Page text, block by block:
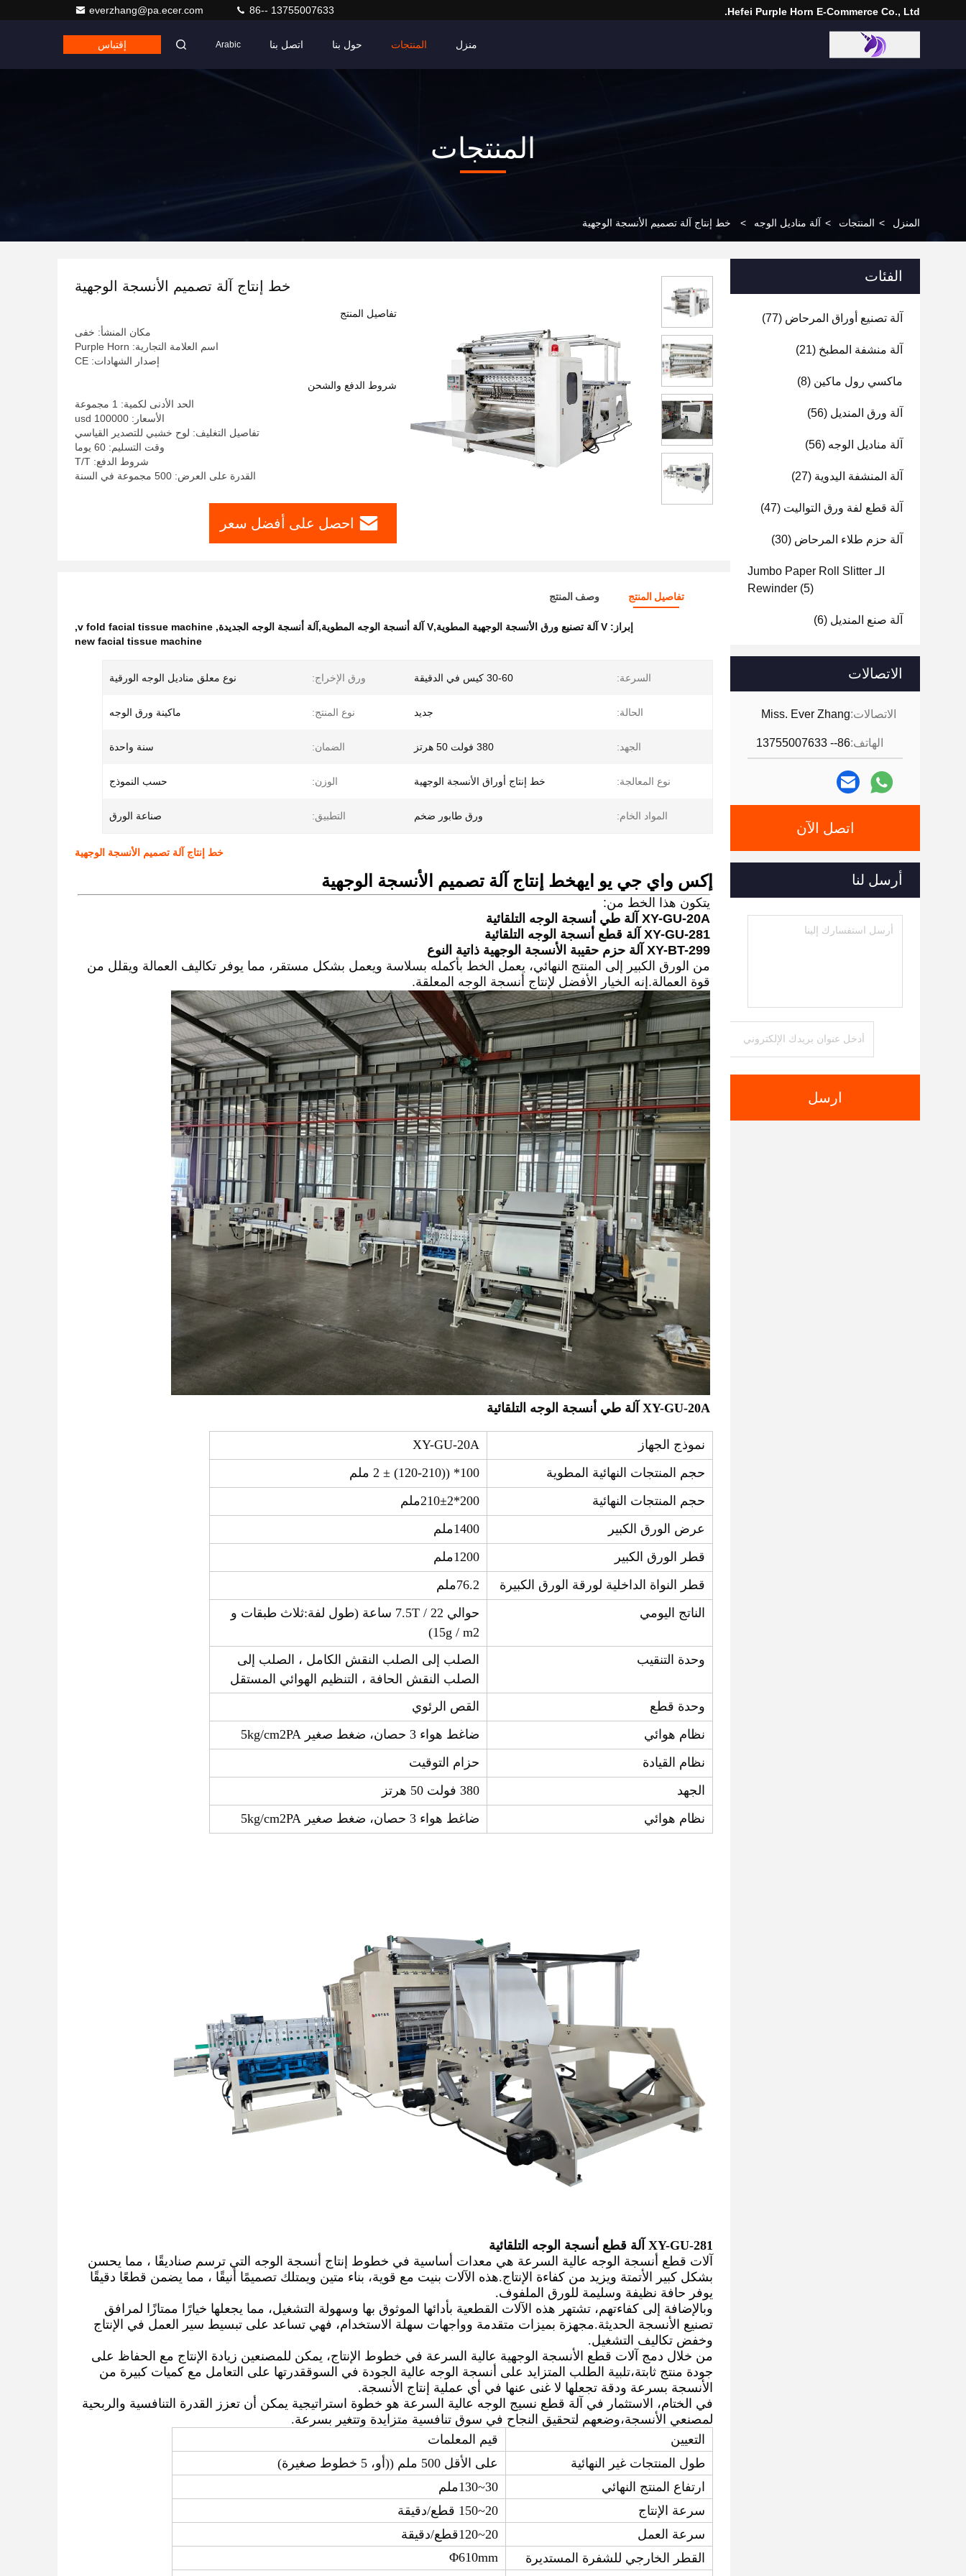
Hefei Purple Horn E-Commerce Co., Ltd.
everzhang@pa.ecer.com 86-- 13755007633
منزل المنتجات حول بنا اتصل بنا Arabic إقتباس
المنتجات
المنزل > المنتجات > آلة مناديل الوجه > خط إنتاج آلة تصميم الأنسجة الوجهية
الفئات
آلة تصنيع أوراق المرحاض (77)
آلة منشفة المطبخ (21)
ماكسي رول ماكين (8)
آلة ورق المنديل (56)
آلة مناديل الوجه (56)
آلة المنشفة اليدوية (27)
آلة قطع لفة ورق التواليت (47)
آلة حزم طلاء المرحاض (30)
الـ Jumbo Paper Roll Slitter
Rewinder (5)
آلة صنع المنديل (6)
الاتصالات
الاتصالات:Miss. Ever Zhang
الهاتف:86-- 13755007633
اتصل الآن
أرسل لنا
ارسل
خط إنتاج آلة تصميم الأنسجة الوجهية
تفاصيل المنتج
مكان المنشأ: خفى
اسم العلامة التجارية: Purple Horn
إصدار الشهادات: CE
شروط الدفع والشحن
الحد الأدنى لكمية: 1 مجموعة
الأسعار: 100000 usd
تفاصيل التغليف: لوح خشبي للتصدير القياسي
وقت التسليم: 60 يوما
شروط الدفع: T/T
القدرة على العرض: 500 مجموعة في السنة
احصل على أفضل سعر
تفاصيل المنتج وصف المنتج
إبراز: V آلة تصنيع ورق الأنسجة الوجهية المطوية,V آلة أنسجة الوجه المطوية,آلة أنسجة الوجه الجديدة ,
v fold facial tissue machine
,
new facial tissue machine
السرعة: 30-60 كيس في الدقيقة ورق الإخراج: نوع معلق مناديل الوجه الورقية
الحالة: جديد نوع المنتج: ماكينة ورق الوجه
الجهد: 380 فولت 50 هرتز الضمان: سنة واحدة
نوع المعالجة: خط إنتاج أوراق الأنسجة الوجهية الوزن: حسب النموذج
المواد الخام: ورق طابور ضخم التطبيق: صناعة الورق
خط إنتاج آلة تصميم الأنسجة الوجهية
إكس واي جي يو ايهخط إنتاج آلة تصميم الأنسجة الوجهية
يتكون هذا الخط من:
XY-GU-20A آلة طي أنسجة الوجه التلقائية
XY-GU-281 آلة قطع أنسجة الوجه التلقائية
XY-BT-299 آلة حزم حقيبة الأنسجة الوجهية ذاتية النوع
من الورق الكبير إلى المنتج النهائي، يعمل الخط بأكمله بسلاسة ويعمل بشكل مستقر، مما يوفر تكاليف العمالة ويقلل من
قوة العمالة.إنه الخيار الأفضل لإنتاج أنسجة الوجه المعلقة.
XY-GU-20A آلة طي أنسجة الوجه التلقائية
نموذج الجهاز
XY-GU-20A
حجم المنتجات النهائية المطوية
100* ((120-210) ± 2 ملم
حجم المنتجات النهائية
200*210±2ملم
عرض الورق الكبير
1400ملم
قطر الورق الكبير
1200ملم
قطر النواة الداخلية لورقة الورق الكبيرة
76.2ملم
الناتج اليومي
حوالي 7.5T / 22 ساعة (طول لفة:ثلاث طبقات و
15g / m2)
وحدة التنقيب
الصلب إلى الصلب النقش الكامل ، الصلب إلى
الصلب النقش الحافة ، التنظيم الهوائي المستقل
وحدة قطع
القص الرئوي
نظام هوائي
ضاغط هواء 3 حصان، ضغط صغير 5kg/cm2PA
نظام القيادة
حزام التوقيت
الجهد
380 فولت 50 هرتز
نظام هوائي
ضاغط هواء 3 حصان، ضغط صغير 5kg/cm2PA
XY-GU-281 آلة قطع أنسجة الوجه التلقائية
آلات قطع أنسجة الوجه عالية السرعة هي معدات أساسية في خطوط إنتاج أنسجة الوجه التي ترسم صناديقًا ، مما يحسن
بشكل كبير الأتمتة ويزيد من كفاءة الإنتاج.هذه الآلات بنيت مع قوية، بناء متين ويمتلك تصميمًا أنيقًا ، مما يضمن قطعًا دقيقًا
يوفر حافة نظيفة وسليمة للورق الملفوف.
وبالإضافة إلى كفاءتهم، تشتهر هذه الآلات القطعية بأدائها الموثوق بها وسهولة التشغيل، مما يجعلها خيارًا ممتازًا لمرافق
تصنيع الأنسجة الحديثة.مجهزة بميزات متقدمة وواجهات سهلة الاستخدام، فهي تساعد على تبسيط سير العمل في الإنتاج
وخفض تكاليف التشغيل.
من خلال دمج آلات قطع الأنسجة الوجهية عالية السرعة في خطوط الإنتاج، يمكن للمصنعين زيادة الإنتاج مع الحفاظ على
جودة منتج ثابتة،تلبية الطلب المتزايد على أنسجة الوجه عالية الجودة في السوققدرتها على التعامل مع كميات كبيرة من
الأنسجة بسرعة ودقة تجعلها لا غنى عنها في أي عملية إنتاج الأنسجة.
في الختام، الاستثمار في آلة قطع نسيج الوجه عالية السرعة هو خطوة استراتيجية يمكن أن تعزز القدرة التنافسية والربحية
لمصنعي الأنسجة،وضعهم لتحقيق النجاح في سوق تنافسية متزايدة وتتغير بسرعة.
التعيين
قيم المعلمات
طول المنتجات غير النهائية
على الأقل 500 ملم ((أو، 5 خطوط صغيرة)
ارتفاع المنتج النهائي
30~130ملم
سرعة الإنتاج
20~150 قطع/دقيقة
سرعة العمل
20~120قطع/دقيقة
القطر الخارجي للشفرة المستديرة
Φ610mm